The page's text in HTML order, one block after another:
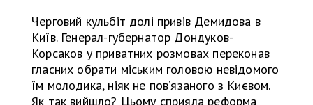
Черговий кульбіт долі привів Демидова в
Київ. Генерал-губернатор Дондуков-
Корсаков у приватних розмовах переконав
гласних обрати міським головою невідомого
їм молодика, ніяк не пов’язаного з Києвом.
Як так вийшло? Цьому сприяла реформа